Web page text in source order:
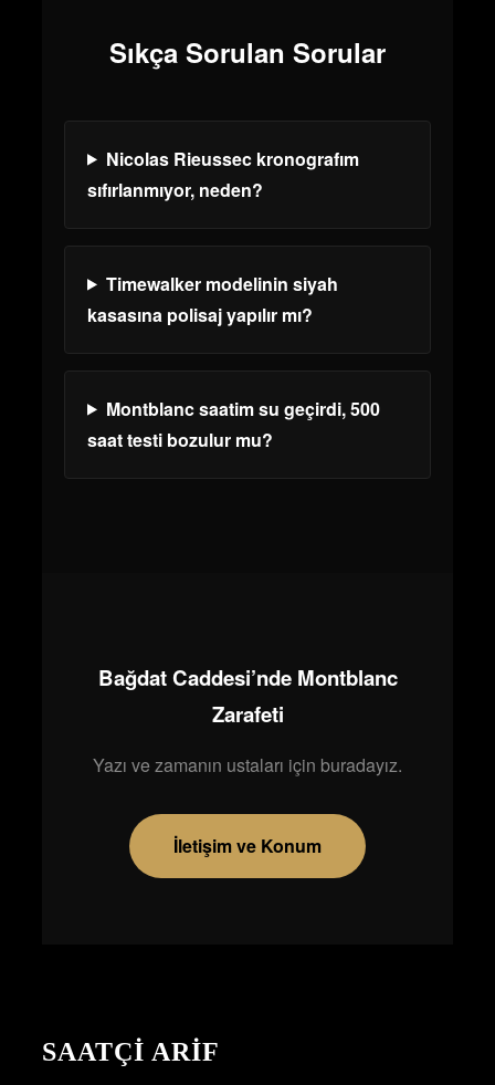
Sıkça Sorulan Sorular
Nicolas Rieussec kronografım
sıfırlanmıyor, neden?
Timewalker modelinin siyah
kasasına polisaj yapılır mı?
Montblanc saatim su geçirdi, 500
saat testi bozulur mu?
Bağdat Caddesi’nde Montblanc
Zarafeti
Yazı ve zamanın ustaları için buradayız.
İletişim ve Konum
SAATÇİ ARİF